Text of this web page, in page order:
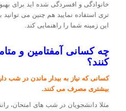
خانوادگی و افسردگی شده اید برای
تری استفاده نمایید هم چنین می توانید
این زمینه شما را راهنمایی کند.
چه کسانی آمفتامین و
کنند؟
کسانی که نیاز به بیدار ماندن در شب
بیشتری مصرف می کنند.
مثلا دانشجویان در شب های امتحان،